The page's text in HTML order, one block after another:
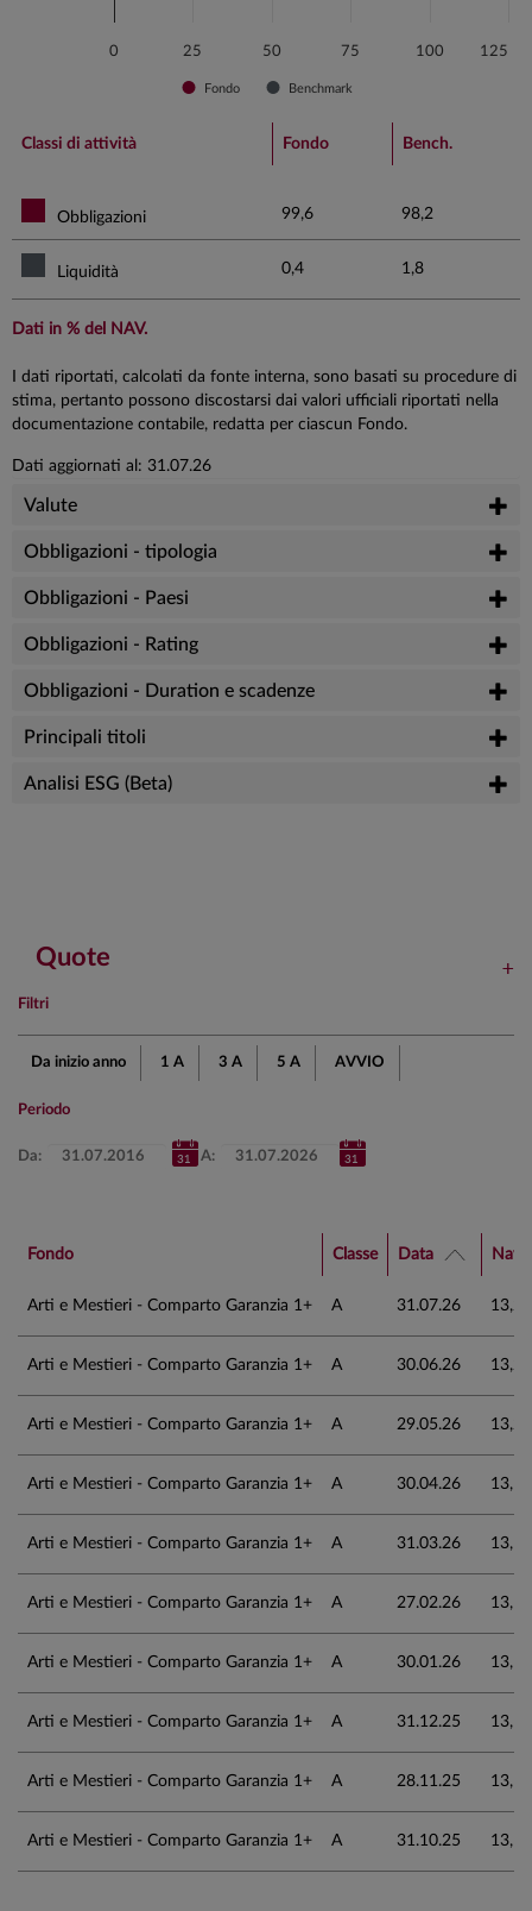
0 100
25 50 75 125
Fondo Benchmark
End of interactive chart.
Classi di attività Fondo Bench.
Obbligazioni 99,6 98,2
Liquidità 0,4 1,8
Dati in % del NAV.
I dati riportati, calcolati da fonte interna, sono basati su procedure di
stima, pertanto possono discostarsi dai valori ufficiali riportati nella
documentazione contabile, redatta per ciascun Fondo.
Dati aggiornati al: 31.07.26
Valute
Obbligazioni - tipologia
Obbligazioni - Paesi
Obbligazioni - Rating
Obbligazioni - Duration e scadenze
Principali titoli
Analisi ESG (Beta)
Quote
Filtri
Da inizio anno 1 A 3 A 5 A AVVIO
Periodo
Da: A:
Fondo Classe Data Nav
Arti e Mestieri - Comparto Garanzia 1+ A 31.07.26
Arti e Mestieri - Comparto Garanzia 1+ A 30.06.26
Arti e Mestieri - Comparto Garanzia 1+ A 29.05.26
Arti e Mestieri - Comparto Garanzia 1+ A 30.04.26
Arti e Mestieri - Comparto Garanzia 1+ A 31.03.26
Arti e Mestieri - Comparto Garanzia 1+ A 27.02.26
Arti e Mestieri - Comparto Garanzia 1+ A 30.01.26
Arti e Mestieri - Comparto Garanzia 1+ A 31.12.25
Arti e Mestieri - Comparto Garanzia 1+ A 28.11.25
Arti e Mestieri - Comparto Garanzia 1+ A 31.10.25